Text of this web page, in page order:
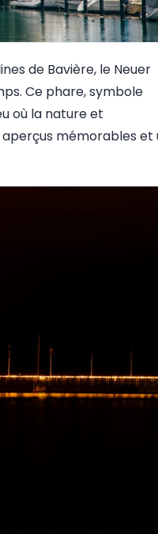
de Bavière, le Neuer
Ce phare, symbole
où la nature et
mémorables et